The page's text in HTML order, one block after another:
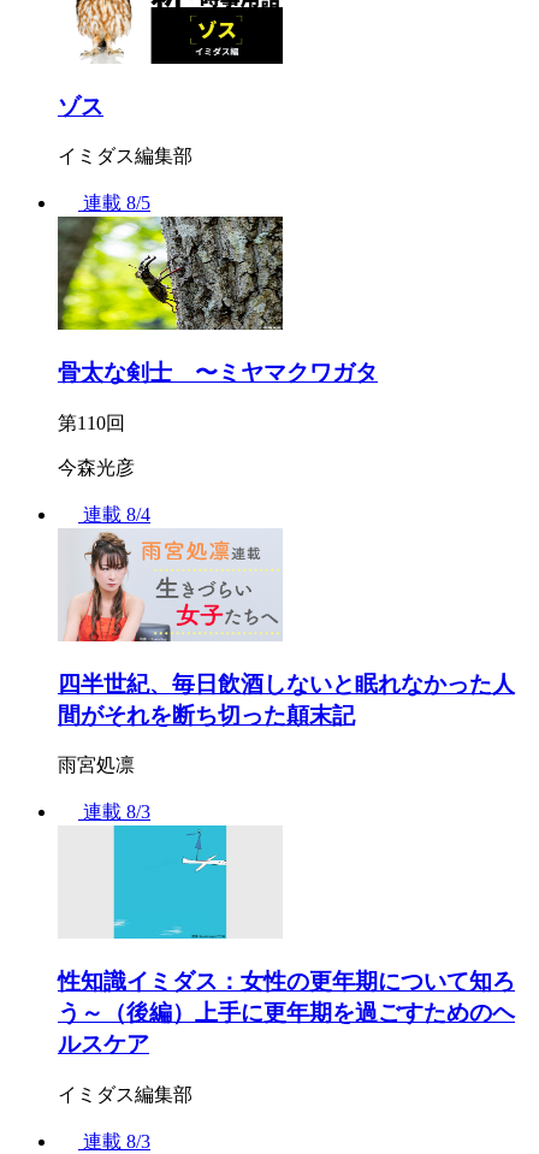
ゾス
イミダス編集部
連載 8/5
骨太な剣士 〜ミヤマクワガタ
第110回
今森光彦
連載 8/4
四半世紀、毎日飲酒しないと眠れなかった人
間がそれを断ち切った顛末記
雨宮処凛
連載 8/3
性知識イミダス：女性の更年期について知ろ
う～（後編）上手に更年期を過ごすためのヘ
ルスケア
イミダス編集部
連載 8/3